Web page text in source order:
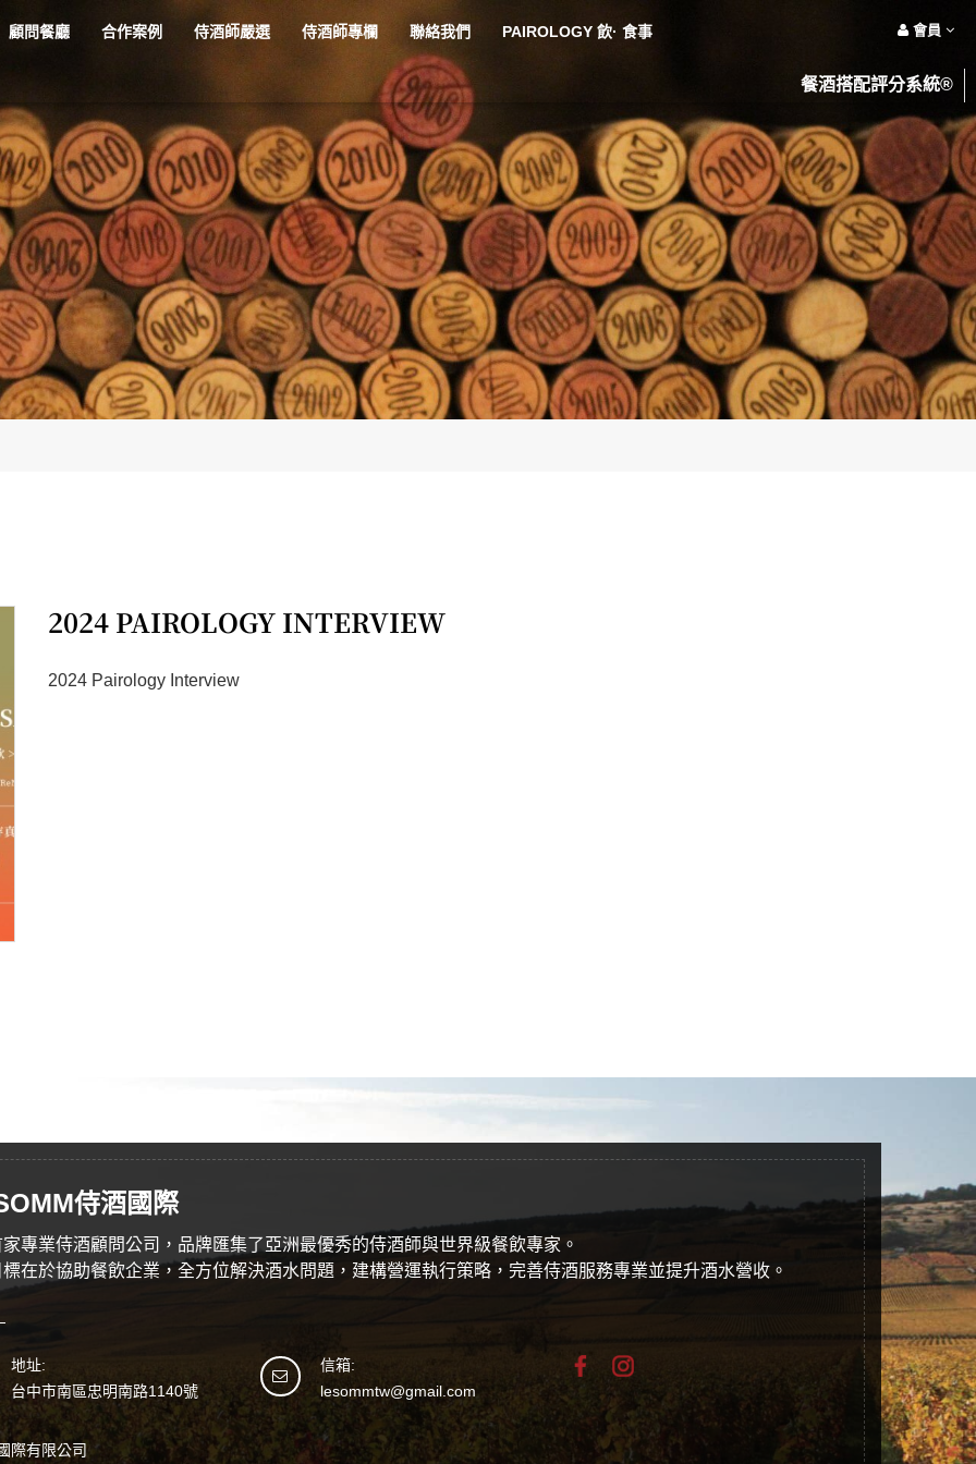
顧問餐廳 合作案例 侍酒師嚴選 侍酒師專欄 聯絡我們 PAIROLOGY 飲· 食事 會員
餐酒搭配評分系統®
2024 PAIROLOGY INTERVIEW
2024 Pairology Interview
侍酒國際
專業侍酒顧問公司，品牌匯集了亞洲最優秀的侍酒師與世界級餐飲專家。
在於協助餐飲企業，全方位解決酒水問題，建構營運執行策略，完善侍酒服務專業並提升酒水營收。
地址:
台中市南區忠明南路1140號
信箱:
lesommtw@gmail.com
際有限公司